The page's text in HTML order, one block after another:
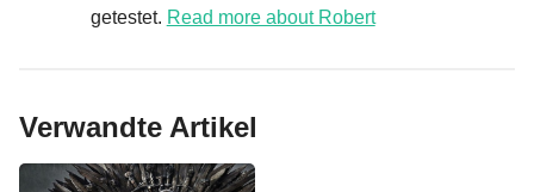
getestet. Read more about Robert
Verwandte Artikel